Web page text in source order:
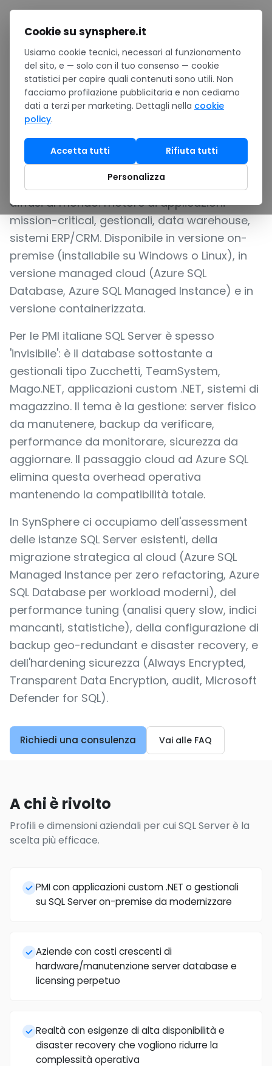
Salta al contenuto
Home / Software Data & analytics
DATABASE RELAZIONALE ENTERPRISE PER
APPLICAZIONI MISSION-CRITICAL
SQL Server
Microsoft SQL Server è il database relazionale
enterprise di Microsoft, uno degli RDBMS più
diffusi al mondo: motore di applicazioni
mission-critical, gestionali, data warehouse,
sistemi ERP/CRM. Disponibile in versione on-
premise (installabile su Windows o Linux), in
versione managed cloud (Azure SQL
Database, Azure SQL Managed Instance) e in
versione containerizzata.
Per le PMI italiane SQL Server è spesso
'invisibile': è il database sottostante a
gestionali tipo Zucchetti, TeamSystem,
Mago.NET, applicazioni custom .NET, sistemi di
magazzino. Il tema è la gestione: server fisico
da manutenere, backup da verificare,
performance da monitorare, sicurezza da
aggiornare. Il passaggio cloud ad Azure SQL
elimina questa overhead operativa
mantenendo la compatibilità totale.
In SynSphere ci occupiamo dell'assessment
delle istanze SQL Server esistenti, della
migrazione strategica al cloud (Azure SQL
Managed Instance per zero refactoring, Azure
SQL Database per workload moderni), del
performance tuning (analisi query slow, indici
mancanti, statistiche), della configurazione di
backup geo-redundant e disaster recovery, e
dell'hardening sicurezza (Always Encrypted,
Transparent Data Encryption, audit, Microsoft
Defender for SQL).
Richiedi una consulenza Vai alle FAQ
A chi è rivolto
Profili e dimensioni aziendali per cui SQL Server è la
scelta più efficace.
PMI con applicazioni custom .NET o gestionali
su SQL Server on-premise da modernizzare
Aziende con costi crescenti di
hardware/manutenzione server database e
licensing perpetuo
Realtà con esigenze di alta disponibilità e
disaster recovery che vogliono ridurre la
complessità operativa
Cookie su synsphere.it
Usiamo cookie tecnici, necessari al funzionamento
del sito, e — solo con il tuo consenso — cookie
statistici per capire quali contenuti sono utili. Non
facciamo profilazione pubblicitaria e non cediamo
dati a terzi per marketing. Dettagli nella cookie
policy.
Accetta tutti Rifiuta tutti
Personalizza